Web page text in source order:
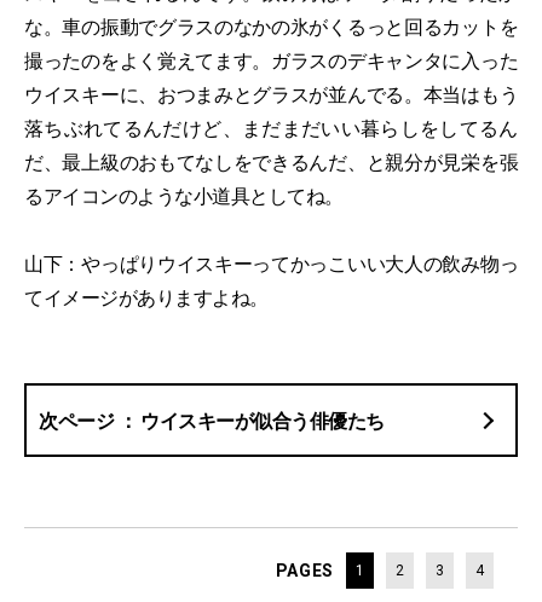
な。車の振動でグラスのなかの氷がくるっと回るカットを
撮ったのをよく覚えてます。ガラスのデキャンタに入った
ウイスキーに、おつまみとグラスが並んでる。本当はもう
落ちぶれてるんだけど、まだまだいい暮らしをしてるん
だ、最上級のおもてなしをできるんだ、と親分が見栄を張
るアイコンのような小道具としてね。
山下：やっぱりウイスキーってかっこいい大人の飲み物っ
てイメージがありますよね。
ウイスキーが似合う俳優たち
PAGES 1 2 3 4